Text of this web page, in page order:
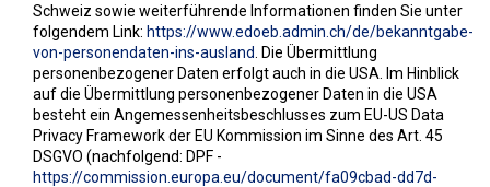
Schweiz sowie weiterführende Informationen finden Sie unter
folgendem Link: https://www.edoeb.admin.ch/de/bekanntgabe-
von-personendaten-ins-ausland
Die Übermittlung
personenbezogener Daten erfolgt auch in die USA. Im Hinblick
auf die Übermittlung personenbezogener Daten in die USA
besteht ein Angemessenheitsbeschlusses zum EU-US Data
Privacy Framework der EU Kommission im Sinne des Art. 45
DSGVO (nachfolgend: DPF -
https://commission.europa.eu/document/fa09cbad-dd7d-